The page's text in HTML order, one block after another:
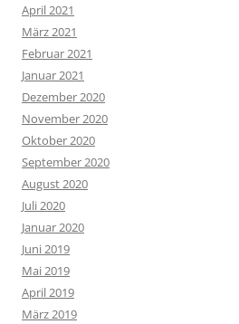
April 2021
März 2021
Februar 2021
Januar 2021
Dezember 2020
November 2020
Oktober 2020
September 2020
August 2020
Juli 2020
Januar 2020
Juni 2019
Mai 2019
April 2019
März 2019